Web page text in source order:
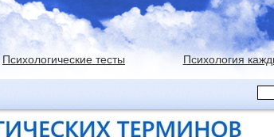
Психологические тесты Психология